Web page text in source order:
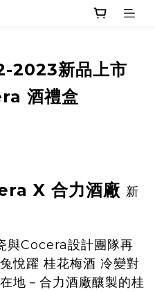
2023新品上市
酒禮盒
X 合力酒廠 新
與Cocera設計團隊再
悅躍 桂花梅酒 冷變對
地－合力酒廠釀製的桂